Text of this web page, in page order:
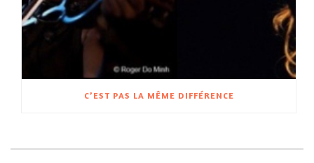
C’EST PAS LA MÊME DIFFÉRENCE